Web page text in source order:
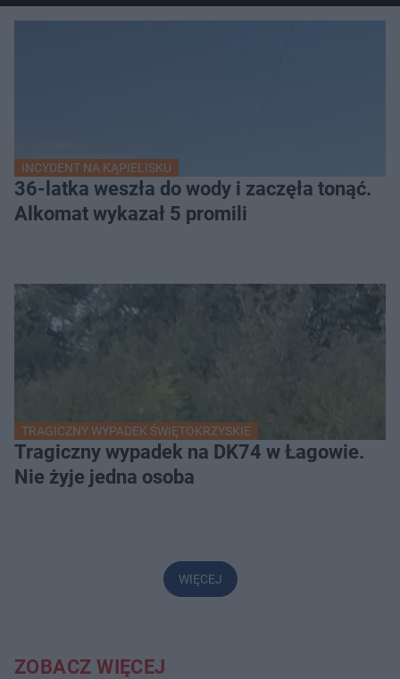
INCYDENT NA KĄPIELISKU
36-latka weszła do wody i zaczęła tonąć.
Alkomat wykazał 5 promili
TRAGICZNY WYPADEK ŚWIĘTOKRZYSKIE
Tragiczny wypadek na DK74 w Łagowie.
Nie żyje jedna osoba
WIĘCEJ
ZOBACZ WIĘCEJ